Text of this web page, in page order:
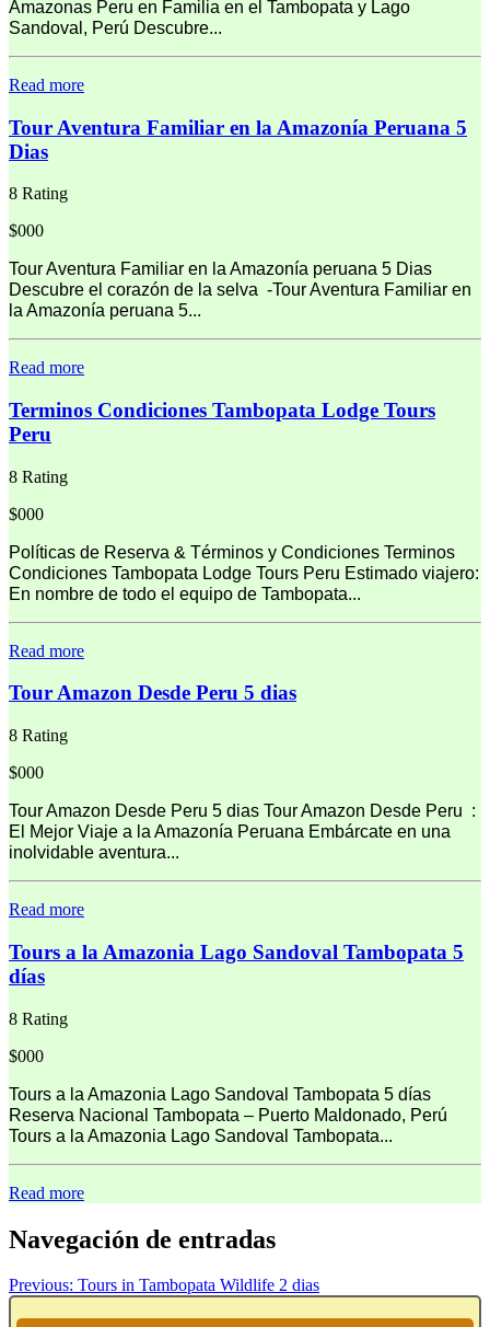
Amazonas Peru en Familia en el Tambopata y Lago
Sandoval, Perú Descubre...
Read more
Tour Aventura Familiar en la Amazonía Peruana 5
Dias
8 Rating
$000
Tour Aventura Familiar en la Amazonía peruana 5 Dias
Descubre el corazón de la selva -Tour Aventura Familiar en
la Amazonía peruana 5...
Read more
Terminos Condiciones Tambopata Lodge Tours
Peru
8 Rating
$000
Políticas de Reserva & Términos y Condiciones Terminos
Condiciones Tambopata Lodge Tours Peru Estimado viajero:
En nombre de todo el equipo de Tambopata...
Read more
Tour Amazon Desde Peru 5 dias
8 Rating
$000
Tour Amazon Desde Peru 5 dias Tour Amazon Desde Peru :
El Mejor Viaje a la Amazonía Peruana Embárcate en una
inolvidable aventura...
Read more
Tours a la Amazonia Lago Sandoval Tambopata 5
días
8 Rating
$000
Tours a la Amazonia Lago Sandoval Tambopata 5 días
Reserva Nacional Tambopata – Puerto Maldonado, Perú
Tours a la Amazonia Lago Sandoval Tambopata...
Read more
Navegación de entradas
Previous: Tours in Tambopata Wildlife 2 dias